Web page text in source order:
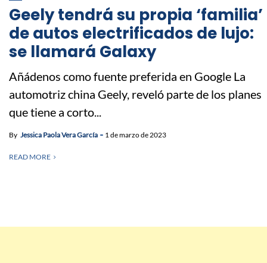
Geely tendrá su propia ‘familia’
de autos electrificados de lujo:
se llamará Galaxy
Añádenos como fuente preferida en Google La
automotriz china Geely, reveló parte de los planes
que tiene a corto...
By Jessica Paola Vera García 1 de marzo de 2023
READ MORE